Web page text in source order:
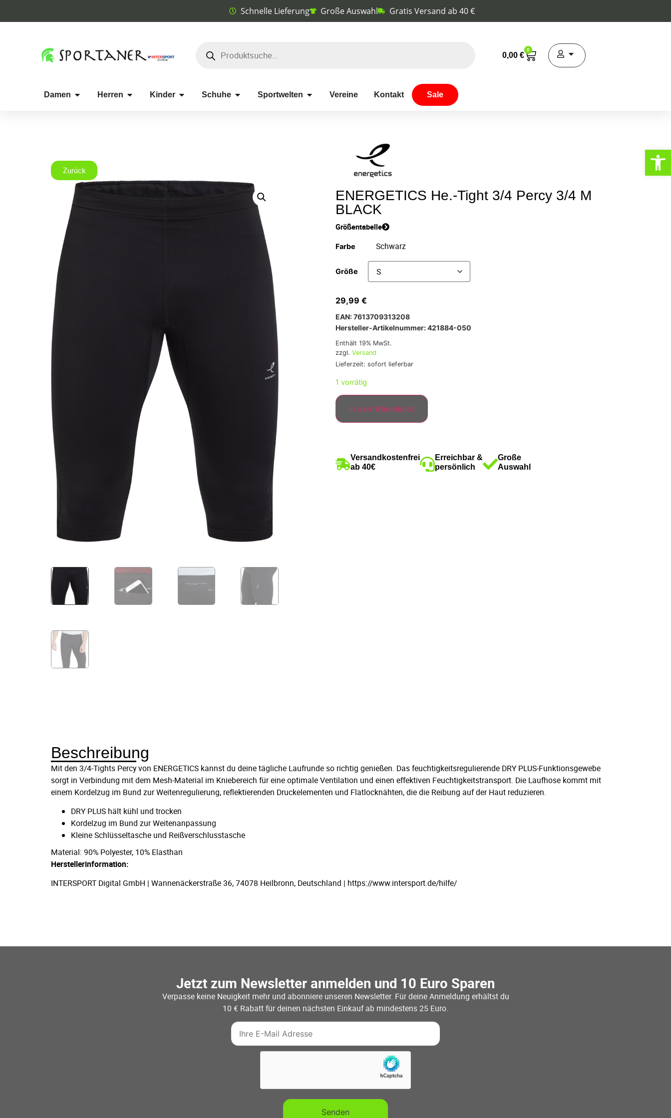
Schnelle Lieferung Große Auswahl Gratis Versand ab 40 €
0,00 €
0
Damen Herren Kinder Schuhe Sportwelten Vereine Kontakt Sale
Zurück
ENERGETICS He.-Tight 3/4 Percy 3/4 M
BLACK
Größentabelle
Farbe
Größe
29,99 €
EAN: 7613709313208
Hersteller-Artikelnummer: 421884-050
Enthält 19% MwSt.
zzgl. Versand
Lieferzeit: sofort lieferbar
1 vorrätig
In den Warenkorb
Versandkostenfrei
ab 40€
Erreichbar &
persönlich
Große
Auswahl
Beschreibung
Mit den 3/4-Tights Percy von ENERGETICS kannst du deine tägliche Laufrunde so richtig genießen. Das feuchtigkeitsregulierende DRY PLUS-Funktionsgewebe
sorgt in Verbindung mit dem Mesh-Material im Kniebereich für eine optimale Ventilation und einen effektiven Feuchtigkeitstransport. Die Laufhose kommt mit
einem Kordelzug im Bund zur Weitenregulierung, reflektierenden Druckelementen und Flatlocknähten, die die Reibung auf der Haut reduzieren.
DRY PLUS hält kühl und trocken
Kordelzug im Bund zur Weitenanpassung
Kleine Schlüsseltasche und Reißverschlusstasche
Material: 90% Polyester, 10% Elasthan
Herstellerinformation:
INTERSPORT Digital GmbH | Wannenäckerstraße 36, 74078 Heilbronn, Deutschland | https://www.intersport.de/hilfe/
Jetzt zum Newsletter anmelden und 10 Euro Sparen
Verpasse keine Neuigkeit mehr und abonniere unseren Newsletter. Für deine Anmeldung erhältst du
10 € Rabatt für deinen nächsten Einkauf ab mindestens 25 Euro.